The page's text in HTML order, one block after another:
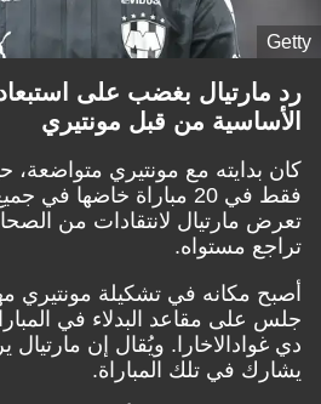
Getty
رد مارتيال بغضب على
الأساسية من قبل مونتيري
كان بدايته مع مونتيري
فقط في 20 مباراة خاضها
تعرض مارتيال لانتقادات من
تراجع مستواه.
أصبح مكانه في تشكيلة مونتيري
جلس على مقاعد البدلاء في
دي غوادالاخارا. ويُقال إن
يشارك في تلك المباراة.